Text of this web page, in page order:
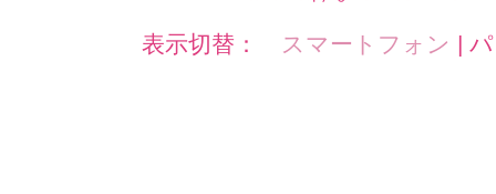
表示切替： スマートフォン |